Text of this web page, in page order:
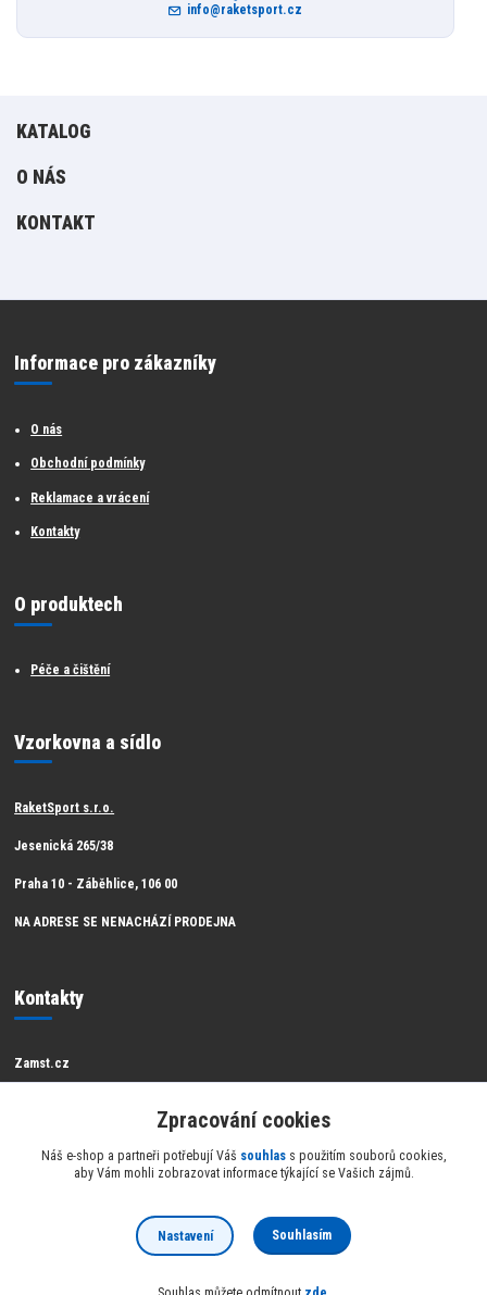
info@raketsport.cz
KATALOG
O NÁS
KONTAKT
Informace pro zákazníky
O nás
Obchodní podmínky
Reklamace a vrácení
Kontakty
O produktech
Péče a čištění
Vzorkovna a sídlo
RaketSport s.r.o.
Jesenická 265/38
Praha 10 - Záběhlice, 106 00
NA ADRESE SE NENACHÁZÍ PRODEJNA
Kontakty
Zamst.cz
Zákaznická podpora Zamst
info@raketsport.cz
Zpracování cookies
Náš e-shop a partneři potřebují Váš souhlass použitím souborů cookies,
aby Vám mohli zobrazovat informace týkající se Vašich zájmů.
Nastavení Souhlasím